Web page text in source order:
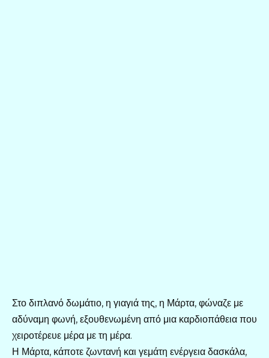
Στο διπλανό δωμάτιο, η γιαγιά της, η Μάρτα, φώναζε με
αδύναμη φωνή, εξουθενωμένη από μια καρδιοπάθεια που
χειροτέρευε μέρα με τη μέρα.
Η Μάρτα, κάποτε ζωντανή και γεμάτη ενέργεια δασκάλα,